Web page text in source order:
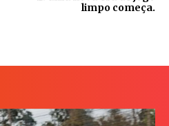
limpo começa.